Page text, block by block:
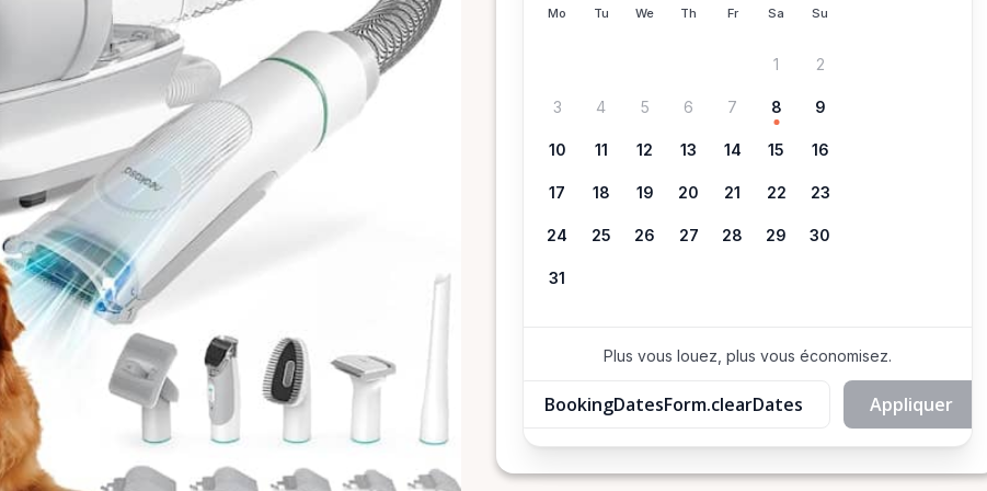
Mo Tu We Th Fr Sa Su
1 2
3 4 5 6 7 8 9
10 11 12 13 14 15 16
17 18 19 20 21 22 23
24 25 26 27 28 29 30
31
Plus vous louez, plus vous économisez.
BookingDatesForm.clearDates Appliquer